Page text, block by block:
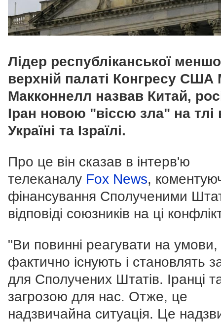
Лідер республіканської
верхній палаті Конгресу США
Макконнелл назвав Китай,
Іран новою "віссю зла" на тлі
Україні та Ізраїлі.
Про це він сказав в інтерв'ю
телеканалу Fox News,
фінансування Сполученими
відповіді союзників на ці
"Ви повинні реагувати на умови,
фактично існують і становлять
для Сполучених Штатів. Іранці
загрозою для нас. Отже, це
надзвичайна ситуація. Це